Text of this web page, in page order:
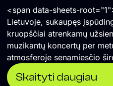
<span data-sheets-
Lietuvoje, sukaupęs
kruopščiai atrenkamų
muzikantų koncertų per
atmosferoje senamiesčio
Skaityti daugiau